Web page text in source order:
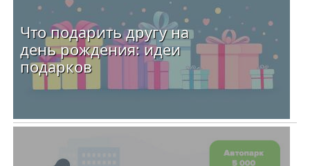
Что подарить другу на
день рождения: идеи
подарков